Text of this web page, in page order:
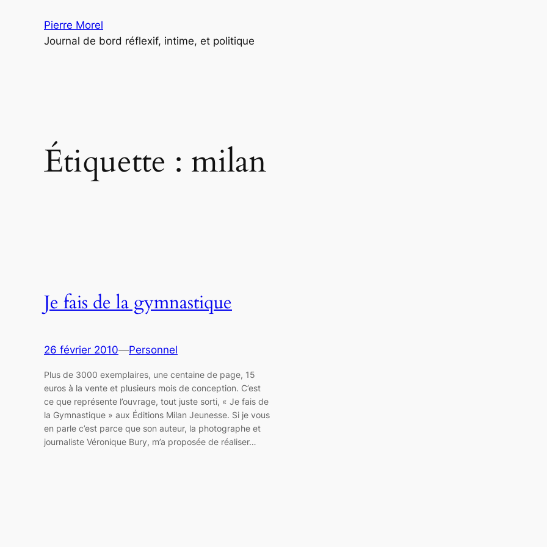
Pierre Morel
Journal de bord réflexif, intime, et politique
Étiquette : milan
Je fais de la gymnastique
26 février 2010—Personnel
Plus de 3000 exemplaires, une centaine de page, 15
euros à la vente et plusieurs mois de conception. C’est
ce que représente l’ouvrage, tout juste sorti, « Je fais de
la Gymnastique » aux Éditions Milan Jeunesse. Si je vous
en parle c’est parce que son auteur, la photographe et
journaliste Véronique Bury, m’a proposée de réaliser…